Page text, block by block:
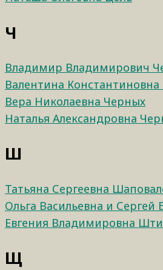
Ч
Владимир Владимирович
Валентина
Вера Николаевна Черных
Наталья Александровна
Ш
Татьяна Сергеевна
Ольга Васильевна и
Евгения Владимировна
Щ